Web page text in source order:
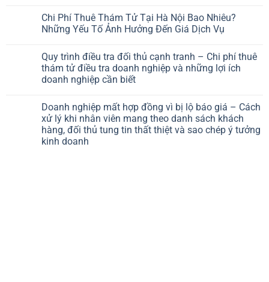
Chi Phí Thuê Thám Tử Tại Hà Nội Bao Nhiêu?
Những Yếu Tố Ảnh Hưởng Đến Giá Dịch Vụ
Quy trình điều tra đối thủ cạnh tranh – Chi phí thuê
thám tử điều tra doanh nghiệp và những lợi ích
doanh nghiệp cần biết
Doanh nghiệp mất hợp đồng vì bị lộ báo giá – Cách
xử lý khi nhân viên mang theo danh sách khách
hàng, đối thủ tung tin thất thiệt và sao chép ý tưởng
kinh doanh